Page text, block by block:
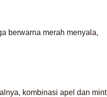
berwarna merah menyala,
kombinasi apel dan mint